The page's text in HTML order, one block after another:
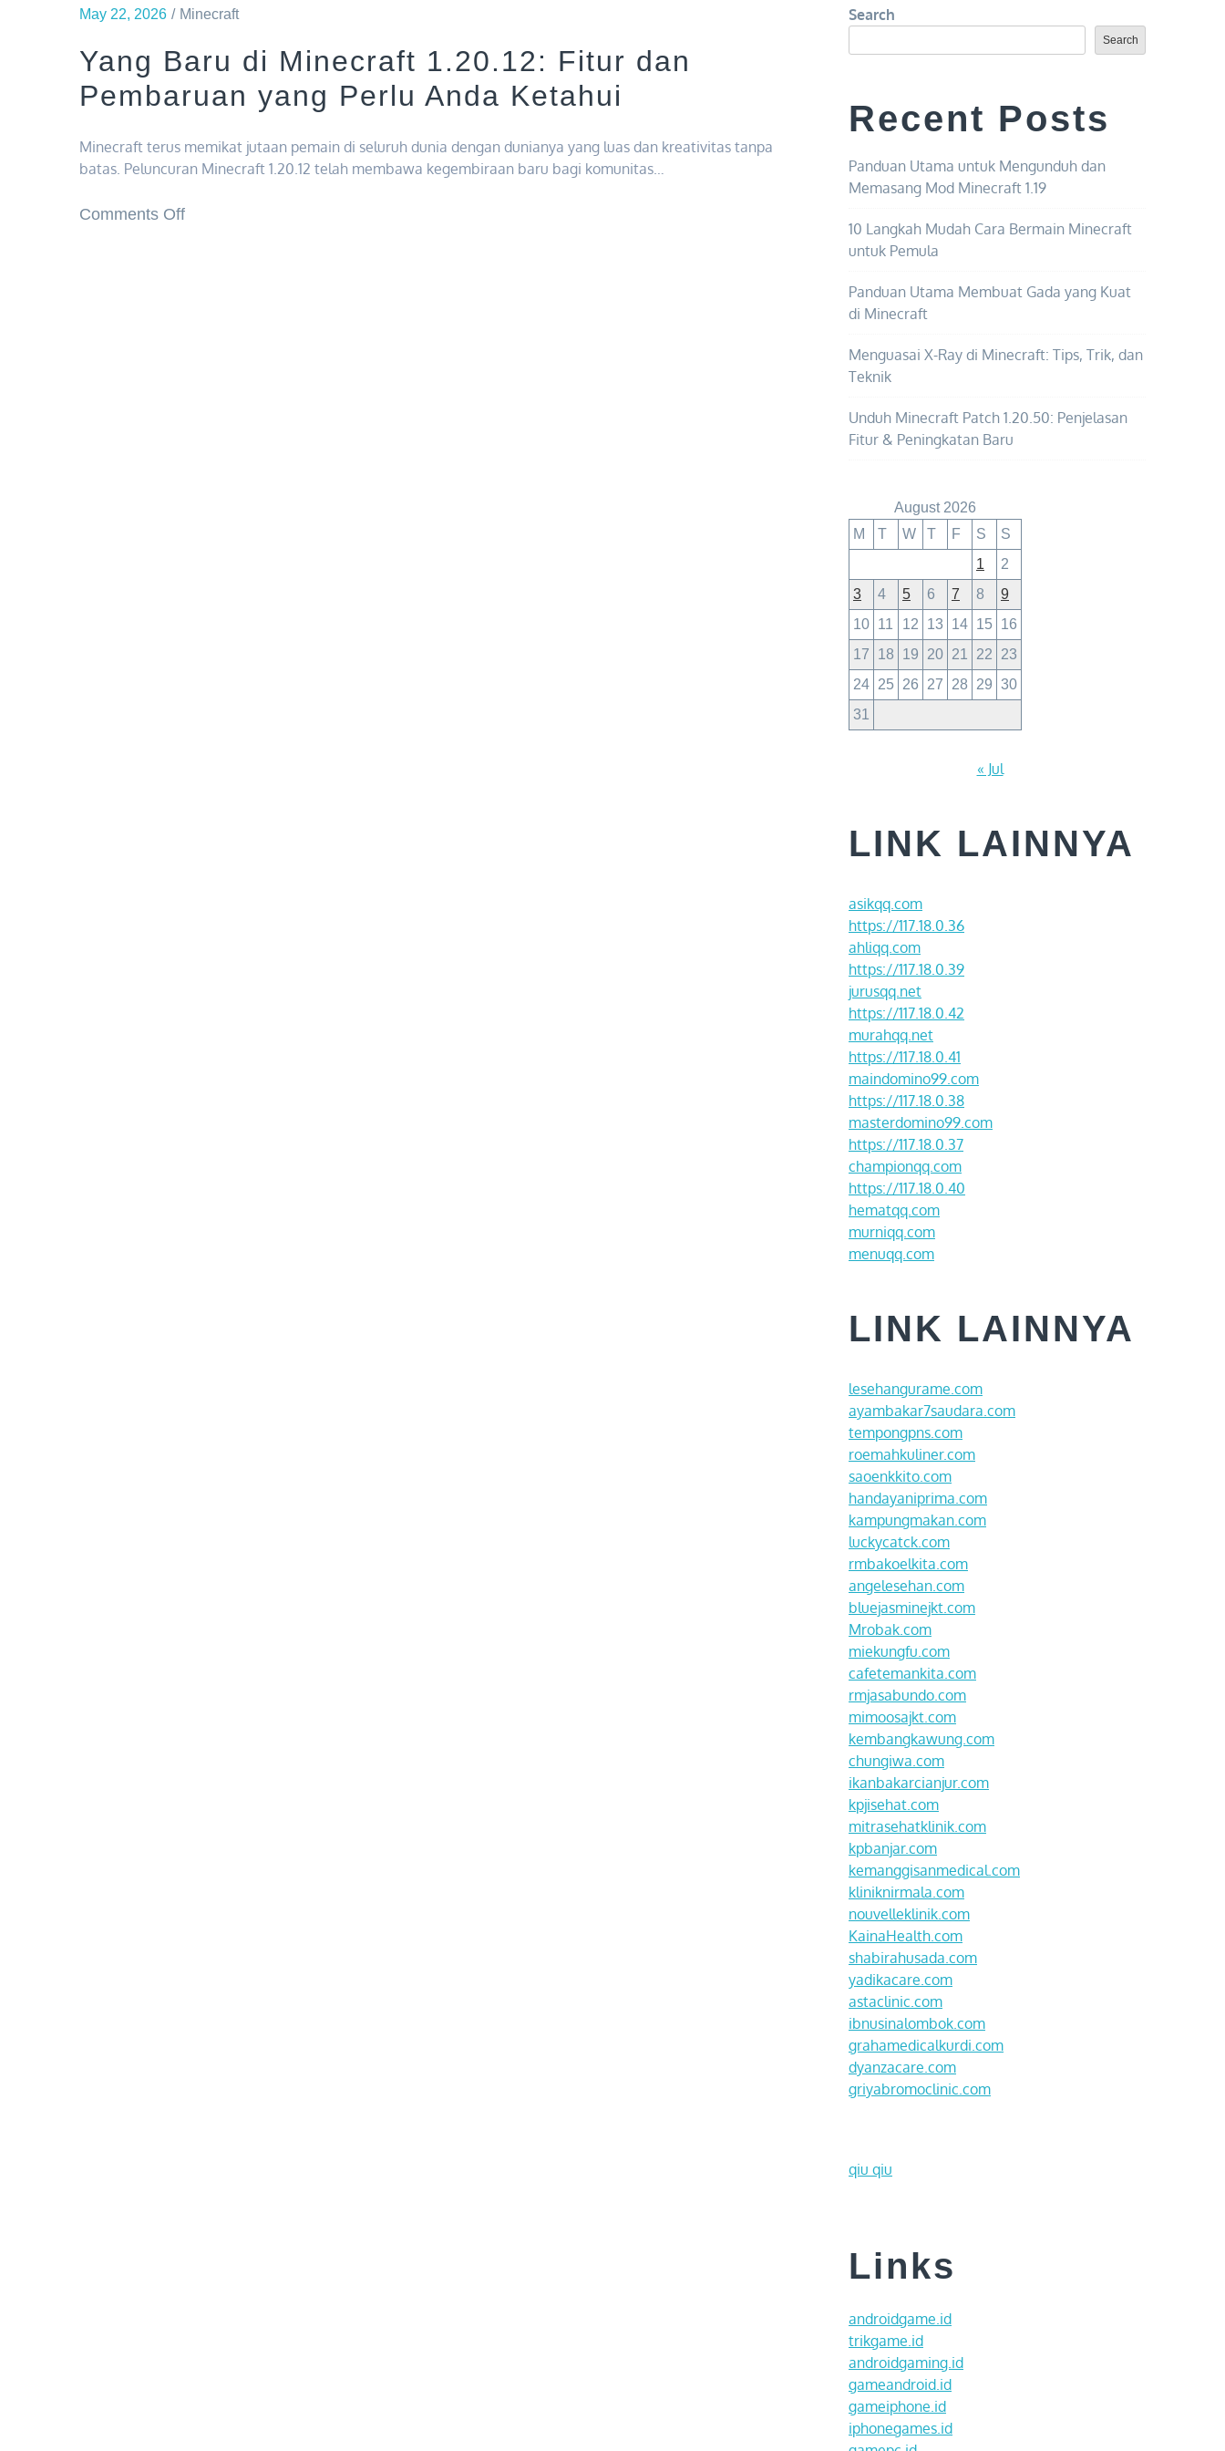
May 22, 2026 Minecraft
Yang Baru di Minecraft 1.20.12: Fitur dan
Pembaruan yang Perlu Anda Ketahui
Minecraft terus memikat jutaan pemain di seluruh dunia dengan dunianya yang luas dan kreativitas tanpa
batas. Peluncuran Minecraft 1.20.12 telah membawa kegembiraan baru bagi komunitas…
Comments Offon
Search
Search
Recent Posts
Panduan Utama untuk Mengunduh dan
Memasang Mod Minecraft 1.19
10 Langkah Mudah Cara Bermain Minecraft
untuk Pemula
Panduan Utama Membuat Gada yang Kuat
di Minecraft
Menguasai X-Ray di Minecraft: Tips, Trik, dan
Teknik
Unduh Minecraft Patch 1.20.50: Penjelasan
Fitur & Peningkatan Baru
August 2026
M
T W T F S
S
1
2
3
4 5 6 7 8
9
10 11 12 13 14 15 16
17
18 19 20 21 22
23
24 25 26 27 28 29 30
31
« Jul
LINK LAINNYA
asikqq.com
https://117.18.0.36
ahliqq.com
https://117.18.0.39
jurusqq.net
https://117.18.0.42
murahqq.net
https://117.18.0.41
maindomino99.com
https://117.18.0.38
masterdomino99.com
https://117.18.0.37
championqq.com
https://117.18.0.40
hematqq.com
murniqq.com
menuqq.com
LINK LAINNYA
lesehangurame.com
ayambakar7saudara.com
tempongpns.com
roemahkuliner.com
saoenkkito.com
handayaniprima.com
kampungmakan.com
luckycatck.com
rmbakoelkita.com
angelesehan.com
bluejasminejkt.com
Mrobak.com
miekungfu.com
cafetemankita.com
rmjasabundo.com
mimoosajkt.com
kembangkawung.com
chungiwa.com
ikanbakarcianjur.com
kpjisehat.com
mitrasehatklinik.com
kpbanjar.com
kemanggisanmedical.com
kliniknirmala.com
nouvelleklinik.com
KainaHealth.com
shabirahusada.com
yadikacare.com
astaclinic.com
ibnusinalombok.com
grahamedicalkurdi.com
dyanzacare.com
griyabromoclinic.com
qiu qiu
Links
androidgame.id
trikgame.id
androidgaming.id
gameandroid.id
gameiphone.id
iphonegames.id